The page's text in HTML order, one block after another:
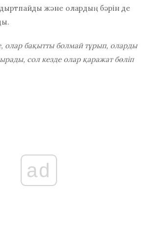
және олардың бәрін де
олар бақытты болмай тұрып, оларды
сол кезде олар қаражат бөліп
ad